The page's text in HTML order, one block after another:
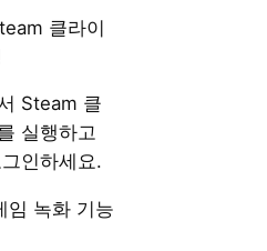
클라이
Steam 클
실행하고
인하세요.
임 녹화 기능